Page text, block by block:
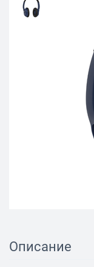
Описание